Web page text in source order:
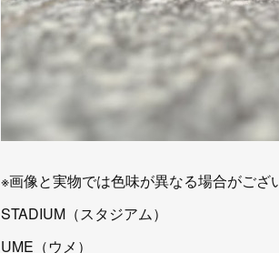
※画像と実物では色味が異なる場合がござ
STADIUM（スタジアム）
UME（ウメ）